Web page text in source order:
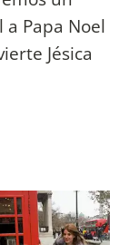
Papa Noel
Jésica